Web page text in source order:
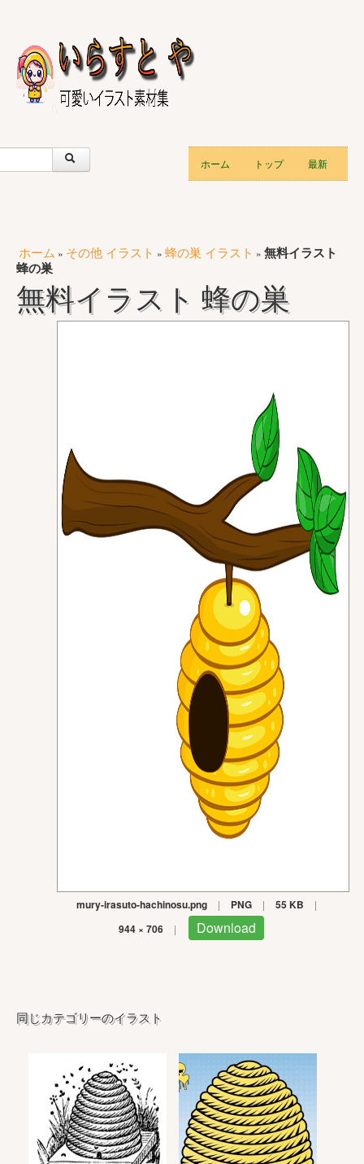
ホーム トップ 最新
ホーム » その他 イラスト » 蜂の巣 イラスト » 無料イラスト
蜂の巣
無料イラスト 蜂の巣
mury-irasuto-hachinosu.png | PNG | 55 KB |
944 × 706 | Download
同じカテゴリーのイラスト